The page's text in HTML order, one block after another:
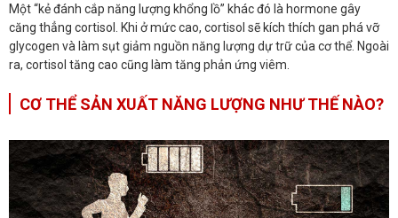
Một “kẻ đánh cắp năng lượng khổng lồ” khác đó là hormone gây
căng thẳng cortisol. Khi ở mức cao, cortisol sẽ kích thích gan phá vỡ
glycogen và làm sụt giảm nguồn năng lượng dự trữ của cơ thể. Ngoài
ra, cortisol tăng cao cũng làm tăng phản ứng viêm.
CƠ THỂ SẢN XUẤT NĂNG LƯỢNG NHƯ THẾ NÀO?